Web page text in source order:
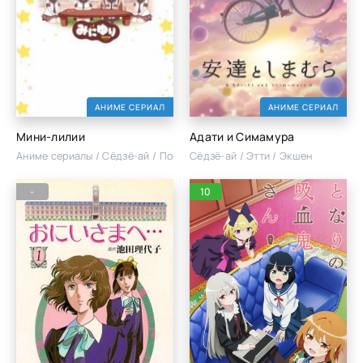
АНИМЕ СЕРИАЛ
Мини-лилии
Аниме сериалы / Сёдзё-ай / Повседневность / Школа
АНИМЕ СЕРИАЛ
Адати и Симамура
Сёдзё-ай / Этти / Экшен
- 10